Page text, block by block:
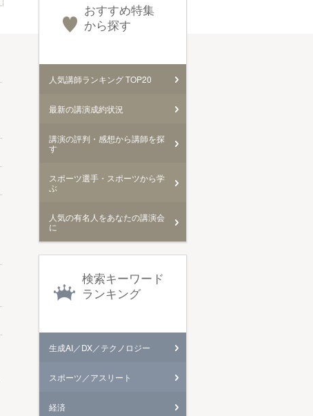
おすすめ特集
から探す
人気講師ランキング TOP20
最新の講演成約状況
講演の評判・感想から講師を探
す
スポーツ選手・スポーツから学
ぶ
人気の有名人をあなたの講演会
に
検索キーワード
ランキング
生成AI／DX／テクノロジー
スポーツ／アスリート
経済